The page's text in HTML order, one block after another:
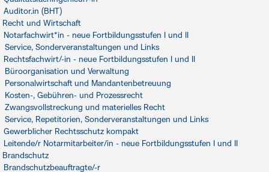
Auditor.in (BHT)
Recht und Wirtschaft
Notarfachwirt*in - neue Fortbildungsstufen I und II
Service, Sonderveranstaltungen und Links
Rechtsfachwirt/-in - neue Fortbildungsstufen I und II
Büroorganisation und Verwaltung
Personalwirtschaft und Mandantenbetreuung
Kosten-, Gebühren- und Prozessrecht
Zwangsvollstreckung und materielles Recht
Service, Repetitorien, Sonderveranstaltungen und Links
Gewerblicher Rechtsschutz kompakt
Leitende/r Notarmitarbeiter/in - neue Fortbildungsstufen I und II
Brandschutz
Brandschutzbeauftragte/-r